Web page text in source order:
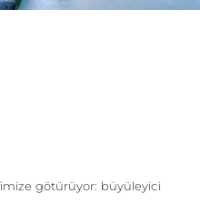
götürüyor: büyüleyici